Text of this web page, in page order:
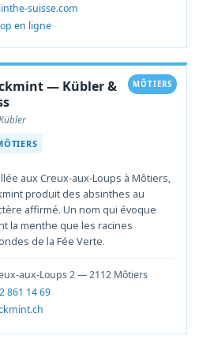
suisse.com
en ligne
MÔTIERS
— Kübler &
aux Creux-aux-Loups à Môtiers,
produit des absinthes au
affirmé. Un nom qui évoque
la menthe que les racines
de la Fée Verte.
aux-Loups 2 — 2112 Môtiers
861 14 69